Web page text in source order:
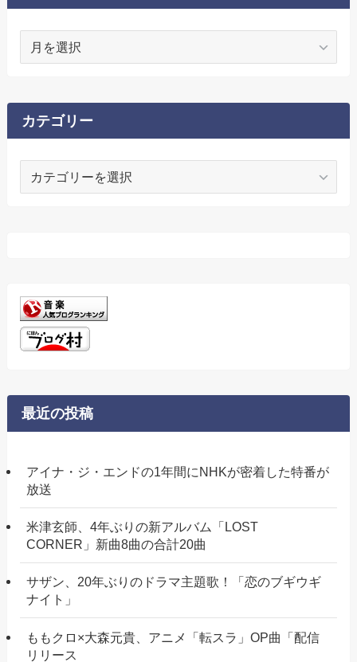
ブ
カテゴリー
最近の投稿
アイナ・ジ・エンドの1年間にNHKが密着した特番が
放送
米津玄師、4年ぶりの新アルバム「LOST
CORNER」新曲8曲の合計20曲
サザン、20年ぶりのドラマ主題歌！「恋のブギウギ
ナイト」
ももクロ×大森元貴、アニメ「転スラ」OP曲「配信
リリース